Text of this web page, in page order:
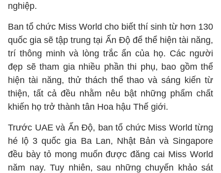
nghiệp.
Ban tổ chức Miss World cho biết thí sinh từ hơn 130
quốc gia sẽ tập trung tại Ấn Độ để thể hiện tài năng,
trí thông minh và lòng trắc ẩn của họ. Các người
đẹp sẽ tham gia nhiều phần thi phụ, bao gồm thể
hiện tài năng, thử thách thể thao và sáng kiến ​​từ
thiện, tất cả đều nhằm nêu bật những phẩm chất
khiến họ trở thành tân Hoa hậu Thế giới.
Trước UAE và Ấn Độ, ban tổ chức Miss World từng
hé lộ 3 quốc gia Ba Lan, Nhật Bản và Singapore
đều bày tỏ mong muốn được đăng cai Miss World
năm nay. Tuy nhiên, sau những chuyến khảo sát